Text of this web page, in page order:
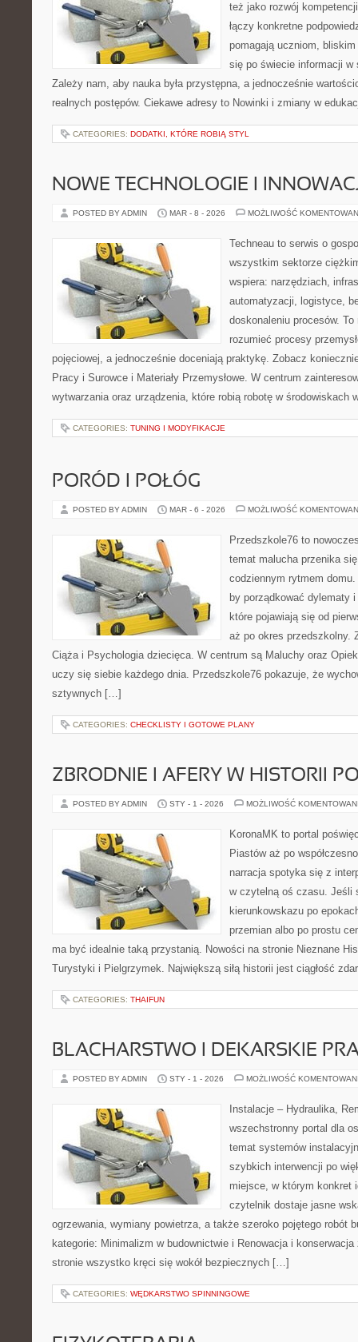
też jako rozwój
łączy konkretne
pomagają uczniom,
się po świecie informacji w
Zależy nam, aby nauka była przystępna, a jednocześnie
realnych postępów. Ciekawe adresy to Nowinki i zmiany w
CATEGORIES: DODATKI, KTÓRE ROBIĄ STYL
NOWE TECHNOLOGIE I
POSTED BY ADMIN MAR - 8 - 2026 MOŻLIWOŚĆ
Techneau to serwis o
wszystkim sektorze
wspiera: narzędziach,
automatyzacji, logistyce,
doskonaleniu procesów.
rozumieć procesy
pojęciowej, a jednocześnie doceniają praktykę. Zobacz
Pracy i Surowce i Materiały Przemysłowe. W centrum
wytwarzania oraz urządzenia, które robią robotę w
CATEGORIES: TUNING I MODYFIKACJE
PORÓD I POŁÓG
POSTED BY ADMIN MAR - 6 - 2026 MOŻLIWOŚĆ
Przedszkole76 to
temat malucha przenika
codziennym rytmem
by porządkować dylematy
które pojawiają się od
aż po okres przedszkolny.
Ciąża i Psychologia dziecięca. W centrum są Maluchy oraz
uczy się siebie każdego dnia. Przedszkole76 pokazuje, że
sztywnych […]
CATEGORIES: CHECKLISTY I GOTOWE PLANY
ZBRODNIE I AFERY W HISTORII
POSTED BY ADMIN STY - 1 - 2026 MOŻLIWOŚĆ
KoronaMK to portal
Piastów aż po
narracja spotyka się z
w czytelną oś czasu. Jeśli
kierunkowskazu po
przemian albo po prostu
ma być idealnie taką przystanią. Nowości na stronie Nieznane
Turystyki i Pielgrzymek. Największą siłą historii jest ciągłość
CATEGORIES: THAIFUN
BLACHARSTWO I DEKARSKIE
POSTED BY ADMIN STY - 1 - 2026 MOŻLIWOŚĆ
Instalacje – Hydraulika,
wszechstronny portal dla
temat systemów
szybkich interwencji po
miejsce, w którym konkret
czytelnik dostaje jasne
ogrzewania, wymiany powietrza, a także szeroko pojętego robót
kategorie: Minimalizm w budownictwie i Renowacja i
stronie wszystko kręci się wokół bezpiecznych […]
CATEGORIES: WĘDKARSTWO SPINNINGOWE